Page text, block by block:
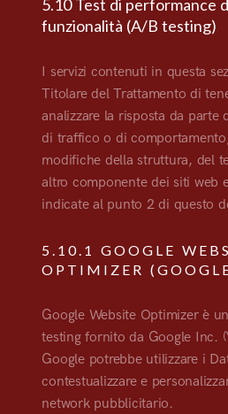
5.10 Test di performance
funzionalità (A/B testing)
I servizi contenuti in questa
Titolare del Trattamento di
analizzare la risposta da parte
di traffico o di
modifiche della struttura, del
altro componente dei siti web
indicate al punto 2 di questo
5.10.1 GOOGLE
OPTIMIZER
Google Website Optimizer è
testing fornito da Google Inc.
Google potrebbe utilizzare i
contestualizzare e
network pubblicitario.